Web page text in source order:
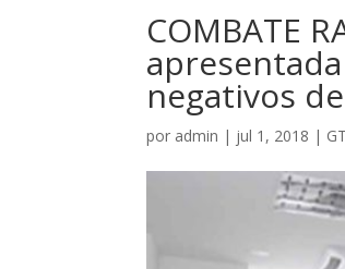
COMBATE
negativos
por admin | jul 1, 2018 |